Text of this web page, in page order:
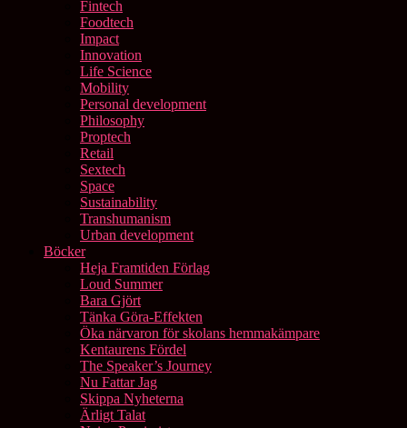
Fintech
Foodtech
Impact
Innovation
Life Science
Mobility
Personal development
Philosophy
Proptech
Retail
Sextech
Space
Sustainability
Transhumanism
Urban development
Böcker
Heja Framtiden Förlag
Loud Summer
Bara Gjört
Tänka Göra-Effekten
Öka närvaron för skolans hemmakämpare
Kentaurens Fördel
The Speaker’s Journey
Nu Fattar Jag
Skippa Nyheterna
Ärligt Talat